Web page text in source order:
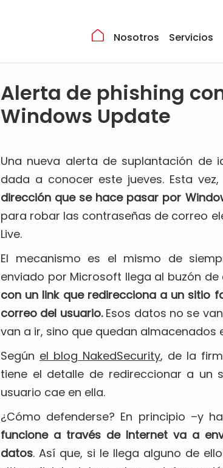
Nosotros Servicios
Alerta de phishing
Windows Update
Una nueva alerta de suplantación de
dada a conocer este jueves. Esta vez,
dirección que se hace pasar por
para robar las contraseñas de correo
Live.
El mecanismo es el mismo de
enviado por Microsoft llega al buzón
con un link que redirecciona a un sitio
correo del usuario.Esos datos no se
van a ir, sino que quedan
Según el blog NakedSecurity, de la
tiene el detalle de redireccionar a un
usuario cae en ella.
¿Cómo defenderse? En principio –y
funcione a través de Internet va a
datos. Así que, si le llega alguno de